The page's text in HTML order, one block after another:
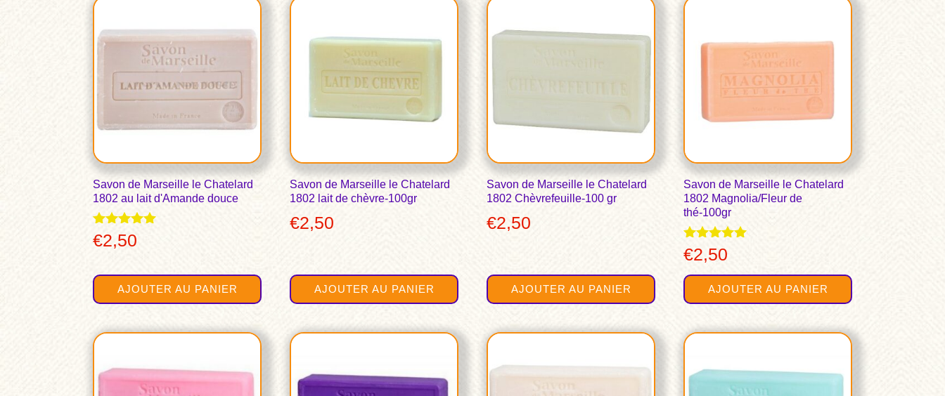
€6,00.
Savon de Marseille le Chatelard
1802 au lait d'Amande douce
Note
5.00
€2,50
AJOUTER AU PANIER
Savon de Marseille le Chatelard
1802 lait de chèvre-100gr
€2,50
AJOUTER AU PANIER
Savon de Marseille le Chatelard
1802 Chèvrefeuille-100 gr
€2,50
AJOUTER AU PANIER
Savon de Marseille le Chatelard
1802 Magnolia/Fleur de
thé-100gr
Note
5.00
sur 5
€2,50
AJOUTER AU PANIER